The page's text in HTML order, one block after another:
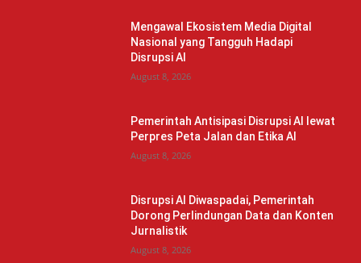
Mengawal Ekosistem Media Digital
Nasional yang Tangguh Hadapi
Disrupsi AI
August 8, 2026
Pemerintah Antisipasi Disrupsi AI lewat
Perpres Peta Jalan dan Etika AI
August 8, 2026
Disrupsi AI Diwaspadai, Pemerintah
Dorong Perlindungan Data dan Konten
Jurnalistik
August 8, 2026